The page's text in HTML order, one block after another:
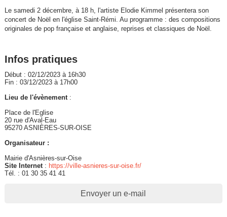
Le samedi 2 décembre, à 18 h, l'artiste Elodie Kimmel présentera son
concert de Noël en l'église Saint-Rémi. Au programme : des compositions
originales de pop française et anglaise, reprises et classiques de Noël.
Infos pratiques
Début : 02/12/2023 à 16h30
Fin : 03/12/2023 à 17h00
Lieu de l'évènement:
Place de l'Eglise
20 rue d'Aval-Eau
95270 ASNIÈRES-SUR-OISE
Organisateur :
Mairie d'Asnières-sur-Oise
Site Internet: https://ville-asnieres-sur-oise.fr/
Tél. : 01 30 35 41 41
Envoyer un e-mail